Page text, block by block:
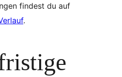
findest du auf
.